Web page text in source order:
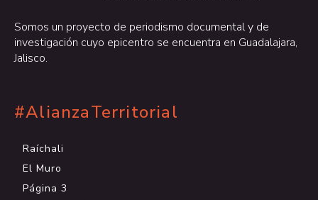
Somos un proyecto de periodismo documental y de
investigación cuyo epicentro se encuentra en Guadalajara,
Jalisco.
#AlianzaTerritorial
Raíchali
El Muro
Página 3